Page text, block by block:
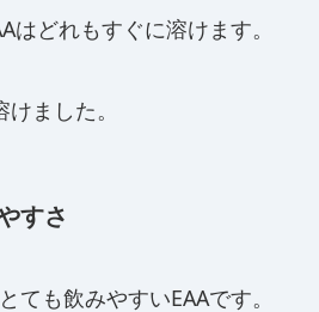
はどれもすぐに溶けます。
ました。
すさ
ても飲みやすいEAAです。